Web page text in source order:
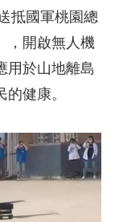
抵國軍桃園總
，開啟無人機
用於山地離島
健康。